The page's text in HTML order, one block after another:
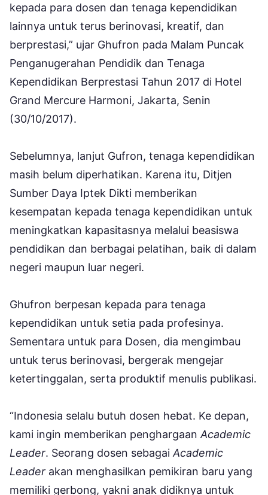
kepada para dosen dan tenaga kependidikan
lainnya untuk terus berinovasi, kreatif, dan
berprestasi,” ujar Ghufron pada Malam Puncak
Penganugerahan Pendidik dan Tenaga
Kependidikan Berprestasi Tahun 2017 di Hotel
Grand Mercure Harmoni, Jakarta, Senin
(30/10/2017).
Sebelumnya, lanjut Gufron, tenaga kependidikan
masih belum diperhatikan. Karena itu, Ditjen
Sumber Daya Iptek Dikti memberikan
kesempatan kepada tenaga kependidikan untuk
meningkatkan kapasitasnya melalui beasiswa
pendidikan dan berbagai pelatihan, baik di dalam
negeri maupun luar negeri.
Ghufron berpesan kepada para tenaga
kependidikan untuk setia pada profesinya.
Sementara untuk para Dosen, dia mengimbau
untuk terus berinovasi, bergerak mengejar
ketertinggalan, serta produktif menulis publikasi.
“Indonesia selalu butuh dosen hebat. Ke depan,
kami ingin memberikan penghargaan Academic
Leader. Seorang dosen sebagai Academic
Leader akan menghasilkan pemikiran baru yang
memiliki gerbong, yakni anak didiknya untuk